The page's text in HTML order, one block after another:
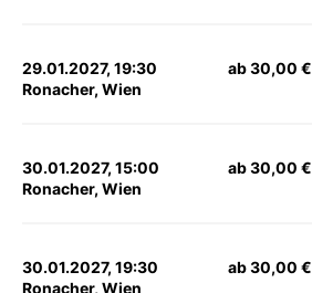
29.01.2027, 19:30
Ronacher, Wien
ab 30,00 €
30.01.2027, 15:00
Ronacher, Wien
ab 30,00 €
30.01.2027, 19:30
Ronacher, Wien
ab 30,00 €